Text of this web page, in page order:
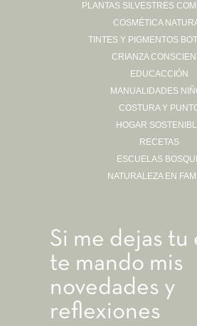
Sígueme en
PLANTAS SILVESTRES
COSMÉTICA
TINTES Y PIGMENTOS
CRIANZA
EDUCACCIÓN
MANUALIDADES
COSTURA Y
HOGAR
RECETAS
ESCUELAS
NATURALEZA EN
Si me dejas tu
te mando mis
novedades y
reflexiones